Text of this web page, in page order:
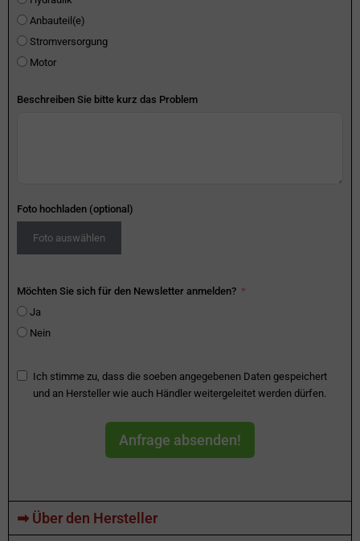
Anbauteil(e)
Stromversorgung
Motor
Beschreiben Sie bitte kurz das Problem
Foto hochladen (optional)
Foto auswählen
Möchten Sie sich für den Newsletter anmelden?
Ja
Nein
Ich stimme zu, dass die soeben angegebenen Daten gespeichert
und an Hersteller wie auch Händler weitergeleitet werden dürfen.
Anfrage absenden!
➡ Über den Hersteller